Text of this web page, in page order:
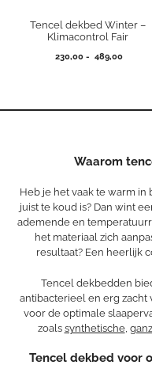
Tencel dekbed Winter –
Klimacontrol Fair
230,00 - 489,00
Waarom
Heb je het vaak te warm
juist te koud is? Dan wint
ademende en
het materiaal zich
resultaat? Een heerlijk
Tencel dekbedden
antibacterieel en erg zacht
voor de optimale
zoals synthetische,
Tencel dekbed voor